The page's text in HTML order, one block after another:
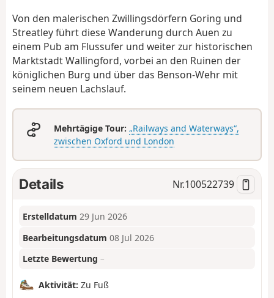
Von den malerischen Zwillingsdörfern Goring und
Streatley führt diese Wanderung durch Auen zu
einem Pub am Flussufer und weiter zur historischen
Marktstadt Wallingford, vorbei an den Ruinen der
königlichen Burg und über das Benson-Wehr mit
seinem neuen Lachslauf.
Mehrtägige Tour: „Railways and Waterways“,
zwischen Oxford und London
Details Nr.100522739
Erstelldatum 29 Jun 2026
Bearbeitungsdatum 08 Jul 2026
Letzte Bewertung –
Aktivität: Zu Fuß